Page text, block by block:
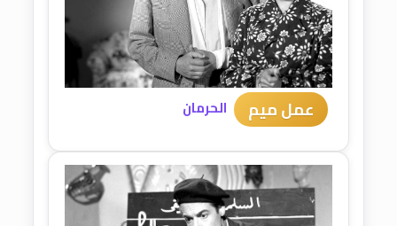
عمل ميم الحرمان